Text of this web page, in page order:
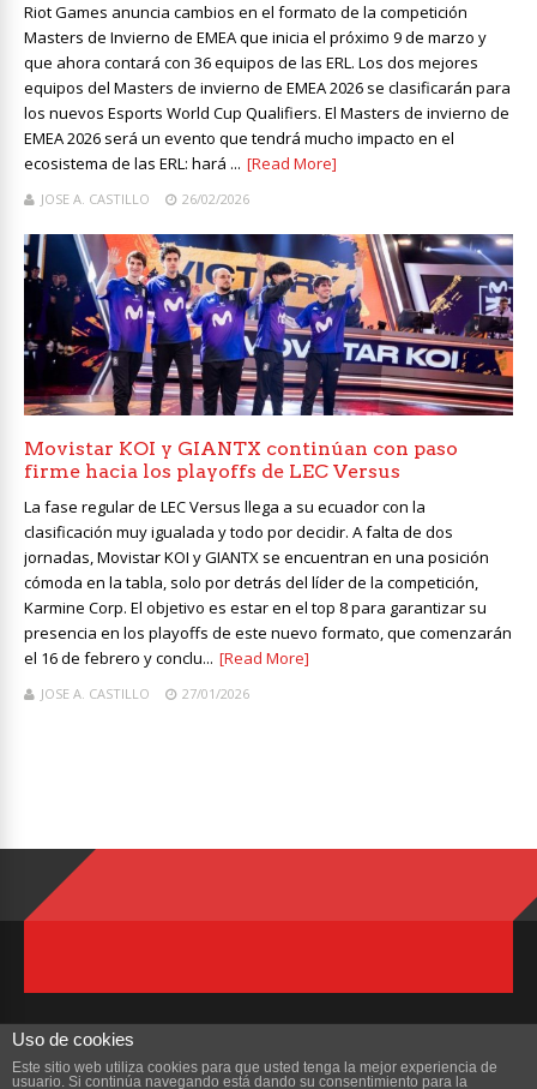
Riot Games anuncia cambios en el formato de la competición
Masters de Invierno de EMEA que inicia el próximo 9 de marzo y
que ahora contará con 36 equipos de las ERL. Los dos mejores
equipos del Masters de invierno de EMEA 2026 se clasificarán para
los nuevos Esports World Cup Qualifiers. El Masters de invierno de
EMEA 2026 será un evento que tendrá mucho impacto en el
ecosistema de las ERL: hará ... [Read More]
JOSE A. CASTILLO 26/02/2026
Movistar KOI y GIANTX continúan con paso
firme hacia los playoffs de LEC Versus
La fase regular de LEC Versus llega a su ecuador con la
clasificación muy igualada y todo por decidir. A falta de dos
jornadas, Movistar KOI y GIANTX se encuentran en una posición
cómoda en la tabla, solo por detrás del líder de la competición,
Karmine Corp. El objetivo es estar en el top 8 para garantizar su
presencia en los playoffs de este nuevo formato, que comenzarán
el 16 de febrero y conclu... [Read More]
JOSE A. CASTILLO 27/01/2026
Uso de cookies
Este sitio web utiliza cookies para que usted tenga la mejor experiencia de
usuario. Si continúa navegando está dando su consentimiento para la